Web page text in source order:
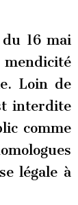
16 mai
Loin de
interdite
comme
légale à